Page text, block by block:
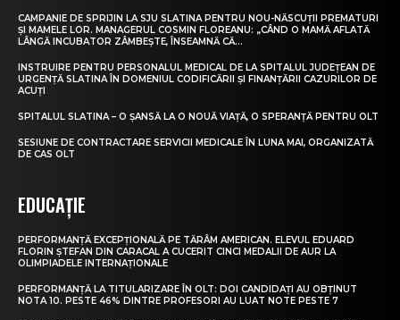
CAMPANIE DE SPRIJIN LA SJU SLATINA PENTRU NOU-NĂSCUȚII PREMATURI
ȘI MAMELE LOR. MANAGERUL COSMIN FLOREANU: „CÂND O MAMĂ AFLATĂ
LÂNGĂ INCUBATOR ZÂMBEȘTE, ÎNSEAMNĂ CĂ...
INSTRUIRE PENTRU PERSONALUL MEDICAL DE LA SPITALUL JUDEȚEAN DE
URGENȚĂ SLATINA ÎN DOMENIUL CODIFICĂRII ȘI FINANȚĂRII CAZURILOR DE
ACUȚI
SPITALUL SLATINA – O ȘANSĂ LA O NOUĂ VIAȚĂ, O SPERANȚĂ PENTRU OLT
SESIUNE DE CONTRACTARE SERVICII MEDICALE ÎN LUNA MAI, ORGANIZATĂ
DE CAS OLT
EDUCAȚIE
PERFORMANȚĂ EXCEPȚIONALĂ PE TĂRÂM AMERICAN. ELEVUL EDUARD
FLORIN ȘTEFAN DIN CARACAL A CUCERIT CINCI MEDALII DE AUR LA
OLIMPIADELE INTERNAȚIONALE
PERFORMANȚĂ LA TITULARIZARE ÎN OLT: DOI CANDIDAȚI AU OBȚINUT
NOTA 10. PESTE 46% DINTRE PROFESORI AU LUAT NOTE PESTE 7